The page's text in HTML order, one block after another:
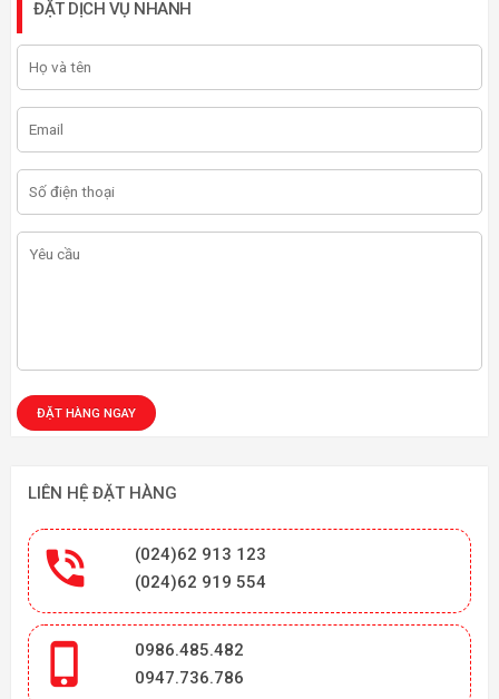
ĐẶT DỊCH VỤ NHANH
LIÊN HỆ ĐẶT HÀNG

(024)62 913 123
(024)62 919 554

0986.485.482
0947.736.786